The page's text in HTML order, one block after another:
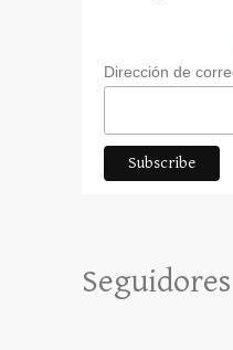
Dirección de
Seguidores